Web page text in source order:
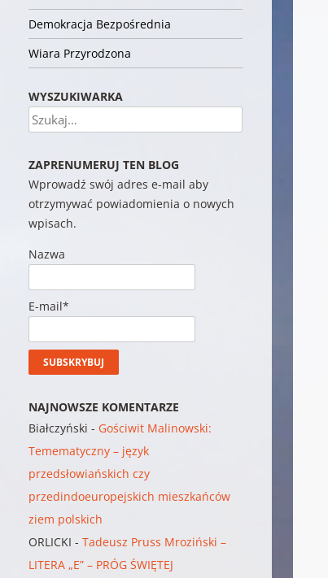
Demokracja Bezpośrednia
Wiara Przyrodzona
WYSZUKIWARKA
Szukaj
ZAPRENUMERUJ TEN BLOG
Wprowadź swój adres e-mail aby
otrzymywać powiadomienia o nowych
wpisach.
Nazwa
E-mail*
NAJNOWSZE KOMENTARZE
Białczyński - Gościwit Malinowski:
Temematyczny – język
przedsłowiańskich czy
przedindoeuropejskich mieszkańców
ziem polskich
ORLICKI -Tadeusz Pruss Mroziński –
LITERA „E” – PRÓG ŚWIĘTEJ